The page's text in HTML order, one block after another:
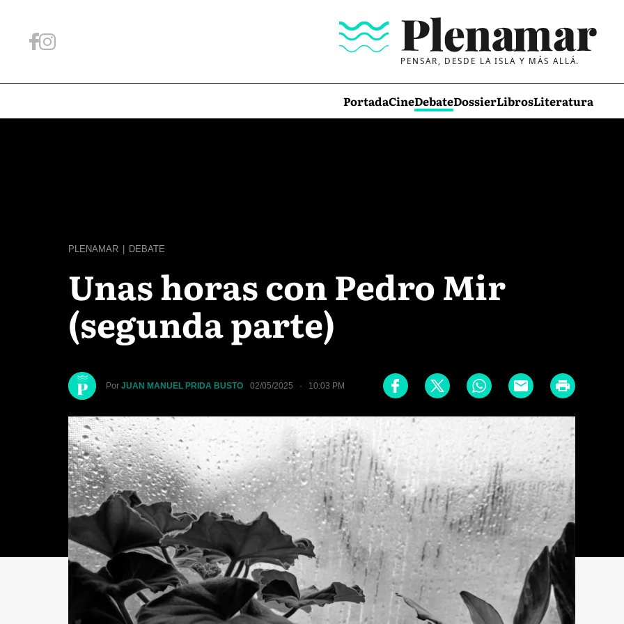
PENSAR, DESDE LA ISLA Y MÁS ALLÁ.
PortadaCineDebateDossierLibrosLiteratura
PLENAMAR DEBATE
Unas horas con Pedro Mir
(segunda parte)
Por JUAN MANUEL PRIDA BUSTO 02/05/2025 · 10:03 PM